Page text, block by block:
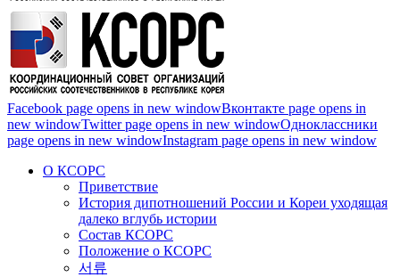
Facebook page opens in new windowВконтакте page opens in
new windowTwitter page opens in new windowОдноклассники
page opens in new windowInstagram page opens in new window
О КСОРС
Приветствие
История дипотношений России и Кореи уходящая
далеко вглубь истории
Состав КСОРС
Положение о КСОРС
서류